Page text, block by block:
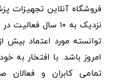
فروشگاه آنلاین تجهیزات
نزدیک به ۱۰ سال
امروز باشد. با افتخار به
تمامی کابران و فعالان